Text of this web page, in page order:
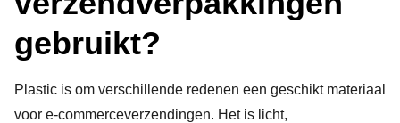
gebruikt?
Plastic is om verschillende redenen een geschikt materiaal
voor e-commerceverzendingen. Het is licht,